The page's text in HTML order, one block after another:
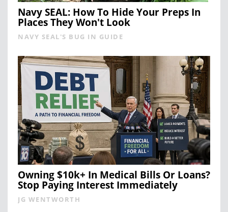
Navy SEAL: How To Hide Your Preps In
Places They Won't Look
NAVY SEAL'S BUG IN GUIDE
Owning $10k+ In Medical Bills Or Loans?
Stop Paying Interest Immediately
JG WENTWORTH